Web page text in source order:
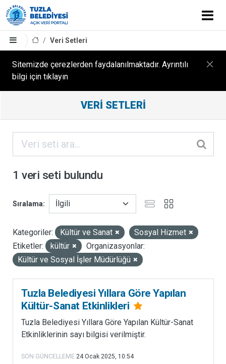
Veri Setleri
Sitemizde çerezlerden faydalanılmaktadır. Ayrıntılı
bilgi için tıklayın
Sonuçları
ORGANIZASYONLAR
KATEGORILER
ETIKETLER
LISANSLAR
VERI SETLERI
1 veri seti bulundu
Sıralama
Kategoriler: Kültür ve Sanat
Sosyal Hizmet
Etiketler:
kültür
Organizasyonlar:
Kültür ve Sosyal İşler Müdürlüğü
Tuzla Belediyesi Yıllara Göre Yapılan
Kültür-Sanat Etkinlikleri
Tuzla Belediyesi Yıllara Göre Yapılan Kültür-Sanat
Etkinliklerinin sayı bilgisi verilmiştir.
SON GÜNCELLEME 24 Ocak 2025, 10:54